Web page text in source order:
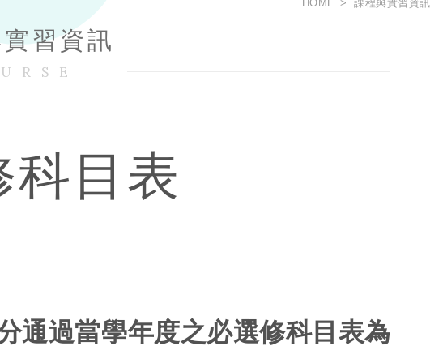
HOME 課程與實習資訊
習資訊
科目表
通過當學年度之必選修科目表為